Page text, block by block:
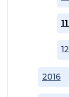
2016